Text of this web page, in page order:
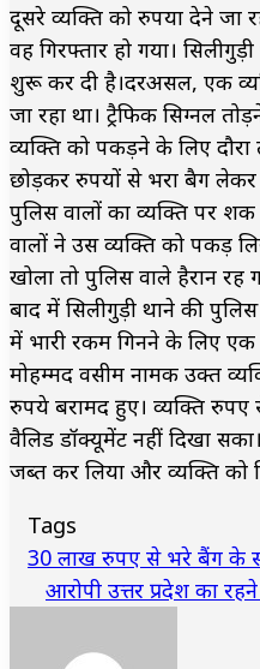
दूसरे व्यक्ति को रुपया देने जा
वह गिरफ्तार हो गया।
शुरू कर दी है।दरअसल, एक
जा रहा था। ट्रैफिक सिग्नल
व्यक्ति को पकड़ने के लिए
छोड़कर रुपयों से भरा बैग
पुलिस वालों का व्यक्ति पर
वालों ने उस व्यक्ति को पकड़
खोला तो पुलिस वाले हैरान रह
बाद में सिलीगुड़ी थाने की
में भारी रकम गिनने के लिए
मोहम्मद वसीम नामक उक्त
रुपये बरामद हुए। व्यक्ति रुपए
वैलिड डॉक्यूमेंट नहीं दिखा
जब्त कर लिया और व्यक्ति को
Tags
30 लाख रुपए से भरे बैंग के
आरोपी उत्तर प्रदेश का